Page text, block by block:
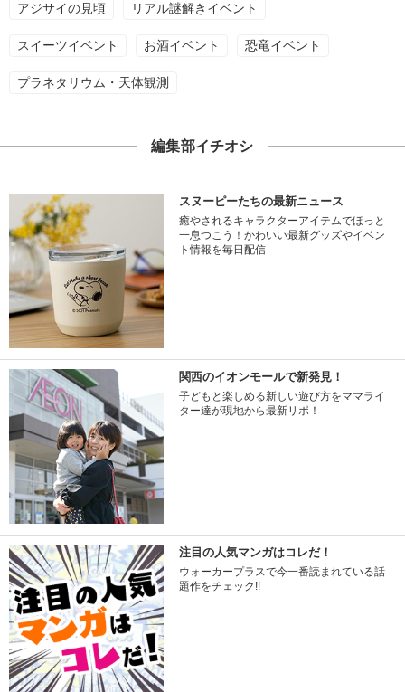
アジサイの見頃 リアル謎解きイベント
スイーツイベント お酒イベント 恐竜イベント
プラネタリウム・天体観測
編集部イチオシ
スヌーピーたちの最新ニュース
癒やされるキャラクターアイテムでほっと
一息つこう！かわいい最新グッズやイベン
ト情報を毎日配信
関西のイオンモールで新発見！
子どもと楽しめる新しい遊び方をママライ
ター達が現地から最新リポ！
注目の人気マンガはコレだ！
ウォーカープラスで今一番読まれている話
題作をチェック!!